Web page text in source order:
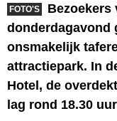
FOTO'S
Bezoekers
donderdagavond
onsmakelijk
attractiepark. In
Hotel, de
lag rond 18.30